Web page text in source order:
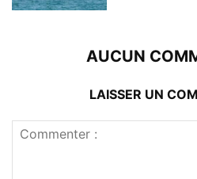
AUCUN
LAISSER UN